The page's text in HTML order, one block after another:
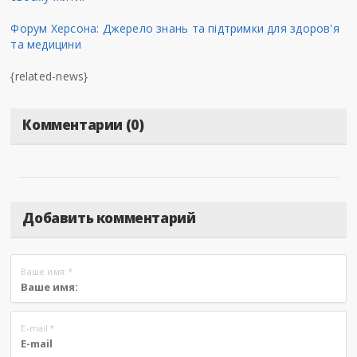
Форум Херсона: Джерело знань та підтримки для здоров'я
та медицини
{related-news}
Комментарии (0)
Добавить комментарий
Ваше имя: *
E-mail *